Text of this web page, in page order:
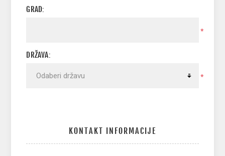
GRAD:
*
DRŽAVA:
*
KONTAKT INFORMACIJE